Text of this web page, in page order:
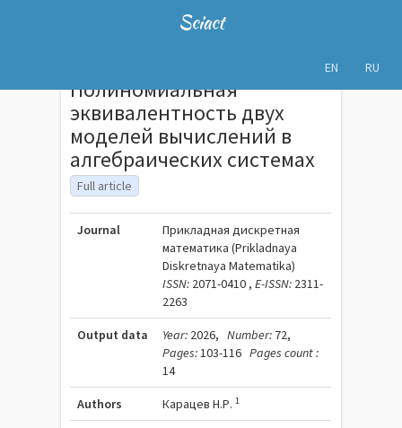
Sciact
EN RU
Полиномиальная
эквивалентность двух
моделей вычислений в
алгебраических системах
Full article
Journal
Прикладная дискретная
математика (Prikladnaya
Diskretnaya Matematika)
ISSN: 2071-0410 ,E-ISSN: 2311-
2263
Output data Year: 2026, Number: 72,
Pages:103-116 Pages count :
14
Authors Карацев Н.Р.1